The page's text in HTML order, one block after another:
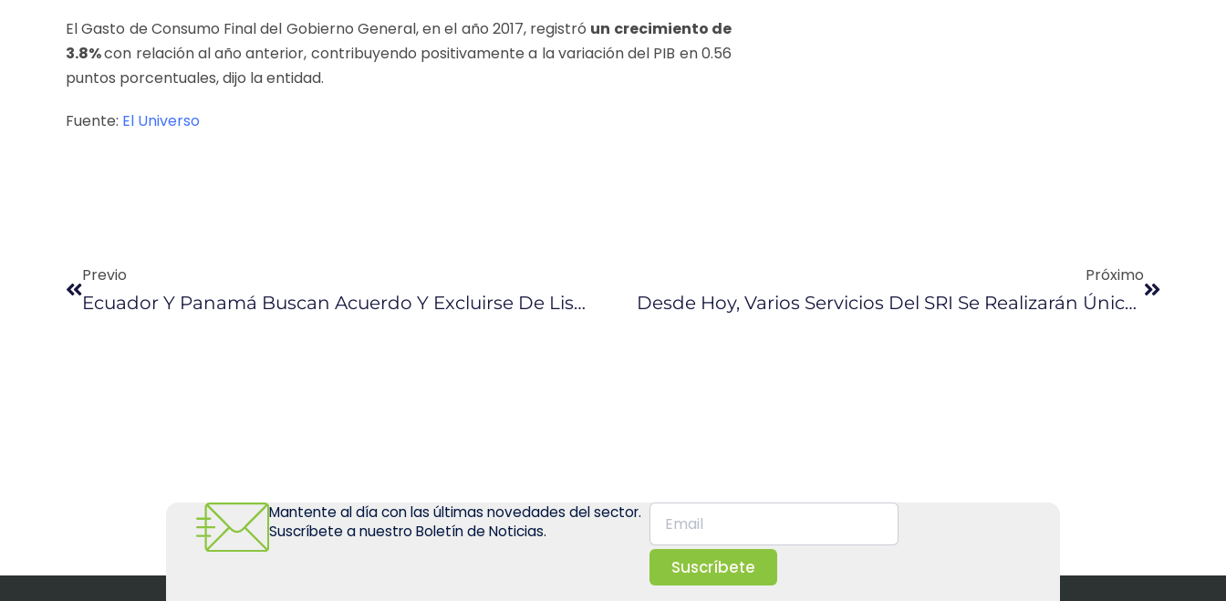
El Gasto de Consumo Final del Gobierno General, en el año 2017, registró un crecimiento de
3.8%con relación al año anterior, contribuyendo positivamente a la variación del PIB en 0.56
puntos porcentuales, dijo la entidad.
Fuente: El Universo
Previo
Ecuador Y Panamá Buscan Acuerdo Y Excluirse De Listas
Próximo
Desde Hoy, Varios Servicios Del SRI Se Realizarán Únicamente En Línea
Mantente al día con las últimas novedades del sector.
Suscríbete a nuestro Boletín de Noticias.
Suscríbete